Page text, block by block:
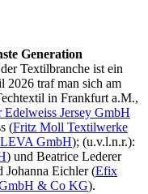
Generation
Textilbranche ist ein
2026 traf man sich am
in Frankfurt a.M.,
Edelweiss Jersey GmbH
(Fritz Moll Textilwerke
GmbH); (u.v.l.n.r.):
) und Beatrice Lederer
Johanna Eichler (Efix
& Co KG).